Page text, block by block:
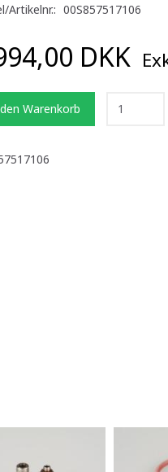
Artikelnr.: 00S857517106
DKK
Warenkorb